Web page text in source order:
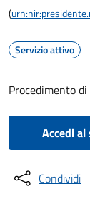
(
Servizio attivo
Procedimento
Accedi
Condividi